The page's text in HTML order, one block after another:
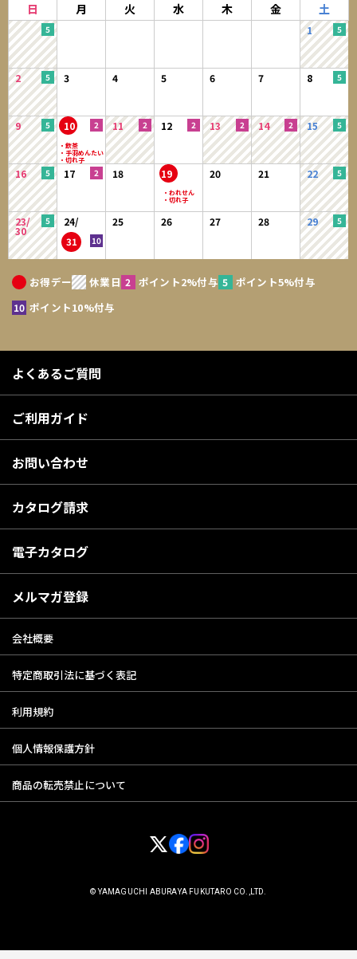
日 月 火 水 木 金 土
1
2 3 4 5 6 7 8
9 10 11 12 13 14 15
16 17 18 19 20 21 22
23/
30
24/
31
25 26 27 28 29
お得デー 休業日 ポイント2%付与
ポイント5%付与
ポイント10%付与
よくあるご質問
ご利用ガイド
お問い合わせ
カタログ請求
電子カタログ
メルマガ登録
会社概要
特定商取引法に基づく表記
利用規約
個人情報保護方針
商品の転売禁止について
© YAMAGUCHI ABURAYA FUKUTARO CO.,LTD.